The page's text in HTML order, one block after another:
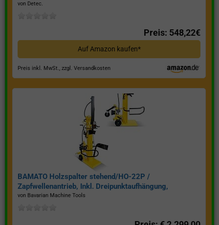
von Detec.
Preis: 548,22€
Auf Amazon kaufen*
Preis inkl. MwSt., zzgl. Versandkosten
BAMATO Holzspalter stehend/HO-22P /
Zapfwellenantrieb, Inkl. Dreipunktaufhängung,
Spaltkraft 22 Tonnen*
von Bavarian Machine Tools